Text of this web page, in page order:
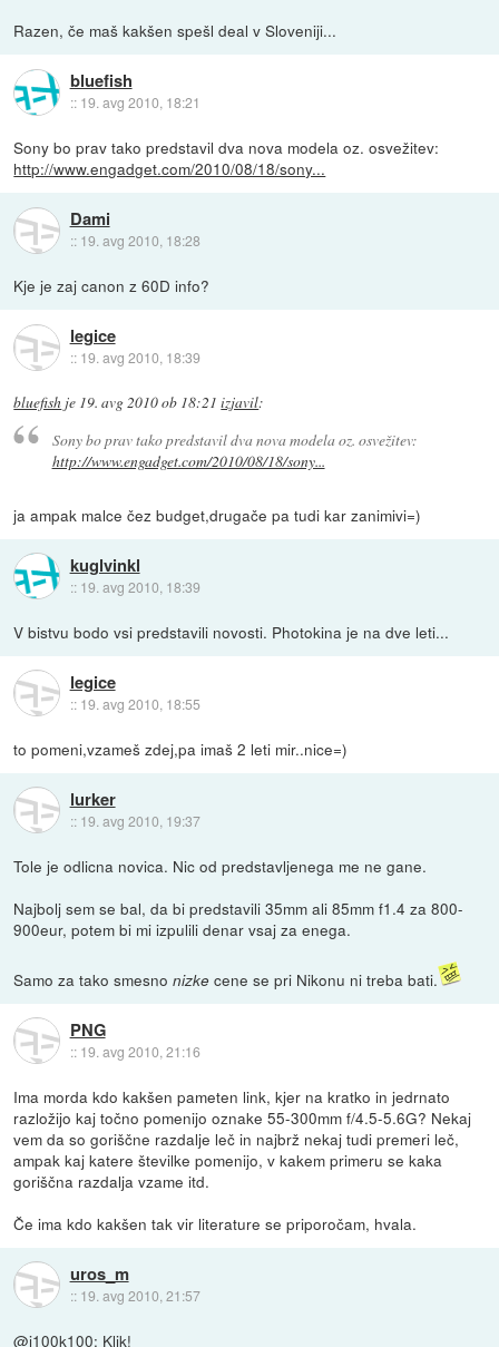
Razen, če maš kakšen spešl deal v Sloveniji...
bluefish
:: 19. avg 2010, 18:21
Sony bo prav tako predstavil dva nova modela oz. osvežitev:
http://www.engadget.com/2010/08/18/sony...
Dami
:: 19. avg 2010, 18:28
Kje je zaj canon z 60D info?
legice
:: 19. avg 2010, 18:39
bluefish je 19. avg 2010 ob 18:21 izjavil:
Sony bo prav tako predstavil dva nova modela oz. osvežitev:
http://www.engadget.com/2010/08/18/sony...
ja ampak malce čez budget,drugače pa tudi kar zanimivi=)
kuglvinkl
:: 19. avg 2010, 18:39
V bistvu bodo vsi predstavili novosti. Photokina je na dve leti...
legice
:: 19. avg 2010, 18:55
to pomeni,vzameš zdej,pa imaš 2 leti mir..nice=)
lurker
:: 19. avg 2010, 19:37
Tole je odlicna novica. Nic od predstavljenega me ne gane.
Najbolj sem se bal, da bi predstavili 35mm ali 85mm f1.4 za 800-
900eur, potem bi mi izpulili denar vsaj za enega.
Samo za tako smesnonizke cene se pri Nikonu ni treba bati.
PNG
:: 19. avg 2010, 21:16
Ima morda kdo kakšen pameten link, kjer na kratko in jedrnato
razložijo kaj točno pomenijo oznake 55-300mm f/4.5-5.6G? Nekaj
vem da so goriščne razdalje leč in najbrž nekaj tudi premeri leč,
ampak kaj katere številke pomenijo, v kakem primeru se kaka
goriščna razdalja vzame itd.
Če ima kdo kakšen tak vir literature se priporočam, hvala.
uros_m
:: 19. avg 2010, 21:57
@i100k100: Klik!